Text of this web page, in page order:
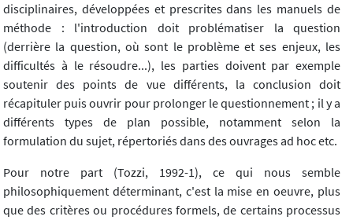
disciplinaires, développées et prescrites dans les manuels de
méthode : l'introduction doit problématiser la question
(derrière la question, où sont le problème et ses enjeux, les
difficultés à le résoudre...), les parties doivent par exemple
soutenir des points de vue différents, la conclusion doit
récapituler puis ouvrir pour prolonger le questionnement ; il y a
différents types de plan possible, notamment selon la
formulation du sujet, répertoriés dans des ouvrages ad hoc etc.
Pour notre part (Tozzi, 1992-1), ce qui nous semble
philosophiquement déterminant, c'est la mise en oeuvre, plus
que des critères ou procédures formels, de certains processus